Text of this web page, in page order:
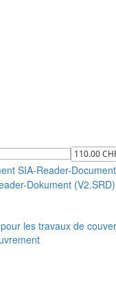
SIA-Reader-
Dokument (V2.SRD)
les travaux de